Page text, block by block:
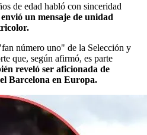
de edad habló con sinceridad
envió un mensaje de unidad
número uno" de la Selección y
que, según afirmó, es parte
reveló ser aficionada de
Barcelona en Europa.